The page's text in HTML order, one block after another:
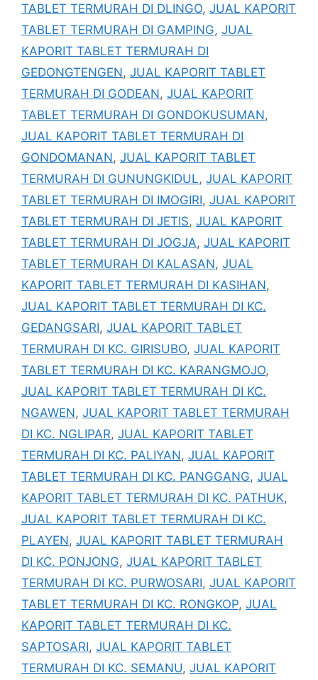
TABLET TERMURAH DI DLINGO, JUAL KAPORIT
TABLET TERMURAH DI GAMPING, JUAL
KAPORIT TABLET TERMURAH DI
GEDONGTENGEN, JUAL KAPORIT TABLET
TERMURAH DI GODEAN, JUAL KAPORIT
TABLET TERMURAH DI GONDOKUSUMAN,
JUAL KAPORIT TABLET TERMURAH DI
GONDOMANAN, JUAL KAPORIT TABLET
TERMURAH DI GUNUNGKIDUL, JUAL KAPORIT
TABLET TERMURAH DI IMOGIRI, JUAL KAPORIT
TABLET TERMURAH DI JETIS, JUAL KAPORIT
TABLET TERMURAH DI JOGJA, JUAL KAPORIT
TABLET TERMURAH DI KALASAN, JUAL
KAPORIT TABLET TERMURAH DI KASIHAN,
JUAL KAPORIT TABLET TERMURAH DI KC.
GEDANGSARI, JUAL KAPORIT TABLET
TERMURAH DI KC. GIRISUBO, JUAL KAPORIT
TABLET TERMURAH DI KC. KARANGMOJO,
JUAL KAPORIT TABLET TERMURAH DI KC.
NGAWEN, JUAL KAPORIT TABLET TERMURAH
DI KC. NGLIPAR, JUAL KAPORIT TABLET
TERMURAH DI KC. PALIYAN, JUAL KAPORIT
TABLET TERMURAH DI KC. PANGGANG, JUAL
KAPORIT TABLET TERMURAH DI KC. PATHUK,
JUAL KAPORIT TABLET TERMURAH DI KC.
PLAYEN, JUAL KAPORIT TABLET TERMURAH
DI KC. PONJONG, JUAL KAPORIT TABLET
TERMURAH DI KC. PURWOSARI, JUAL KAPORIT
TABLET TERMURAH DI KC. RONGKOP, JUAL
KAPORIT TABLET TERMURAH DI KC.
SAPTOSARI, JUAL KAPORIT TABLET
TERMURAH DI KC. SEMANU, JUAL KAPORIT